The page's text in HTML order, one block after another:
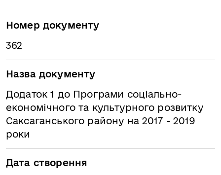
Номер документу
362
Назва документу
Додаток 1 до Програми соціально-
економічного та культурного розвитку
Саксаганського району на 2017 - 2019
роки
Дата створення